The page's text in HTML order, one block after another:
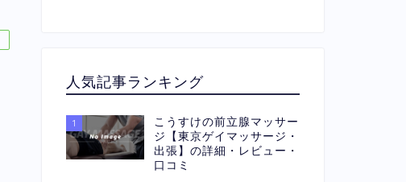
人気記事ランキング
1
こうすけの前立腺マッサー
ジ【東京ゲイマッサージ・
出張】の詳細・レビュー・
口コミ